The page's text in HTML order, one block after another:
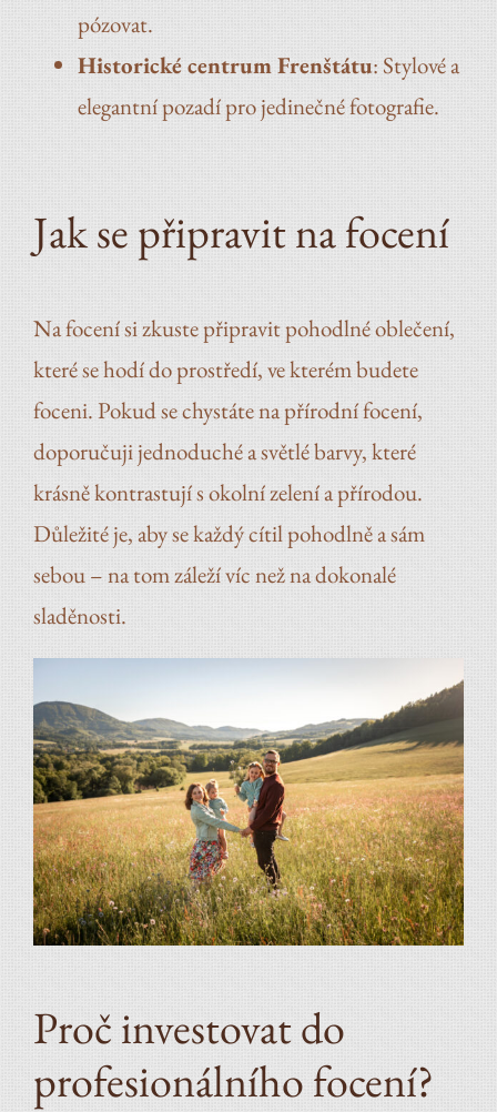
pózovat.
Historické centrum Frenštátu: Stylové a
elegantní pozadí pro jedinečné fotografie.
Jak se připravit na focení
Na focení si zkuste připravit pohodlné oblečení,
které se hodí do prostředí, ve kterém budete
foceni. Pokud se chystáte na přírodní focení,
doporučuji jednoduché a světlé barvy, které
krásně kontrastují s okolní zelení a přírodou.
Důležité je, aby se každý cítil pohodlně a sám
sebou – na tom záleží víc než na dokonalé
sladěnosti.
Proč investovat do
profesionálního focení?